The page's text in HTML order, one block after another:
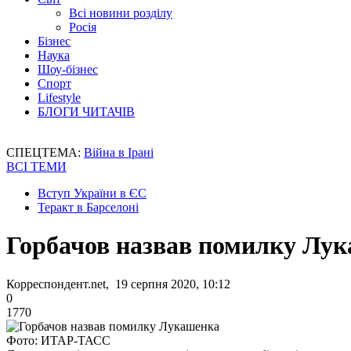
Всі новини розділу
Росія
Бізнес
Наука
Шоу-бізнес
Спорт
Lifestyle
БЛОГИ ЧИТАЧІВ
СПЕЦТЕМА: Війна в Ірані
ВСІ ТЕМИ
Вступ України в ЄС
Теракт в Барселоні
Горбачов назвав помилку
Корреспондент.net, 19 серпня 2020, 10:12
0
1770
Фото: ИТАР-ТАСС